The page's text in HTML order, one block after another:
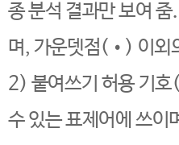
종 분석 결과만 보여
며, 가운뎃점(•) 이외
2) 붙여쓰기 허용 기호
수 있는 표제어에 쓰이